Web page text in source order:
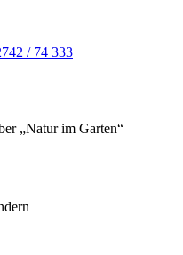
/ 74 333
„Natur im Garten“